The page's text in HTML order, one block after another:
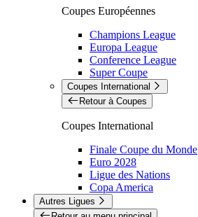
Coupes Européennes
Champions League
Europa League
Conference League
Super Coupe
Coupes International
Retour à Coupes
Coupes International
Finale Coupe du Monde
Euro 2028
Ligue des Nations
Copa America
Autres Ligues